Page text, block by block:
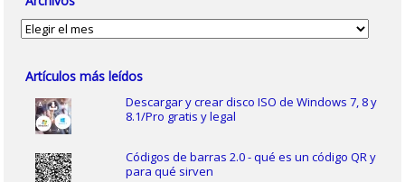
Archivos
Artículos más leídos
Descargar y crear disco ISO de Windows 7, 8 y
8.1/Pro gratis y legal
Códigos de barras 2.0 - qué es un código QR y
para qué sirven